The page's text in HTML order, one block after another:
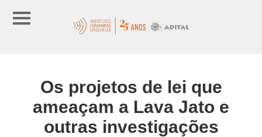
Os projetos de lei que
ameaçam a Lava Jato e
outras investigações